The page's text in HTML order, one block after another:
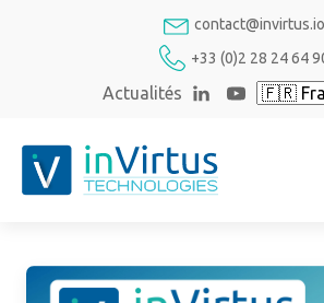
contact@invirtus.io
+33 (0)2 28 24 64
Actualités